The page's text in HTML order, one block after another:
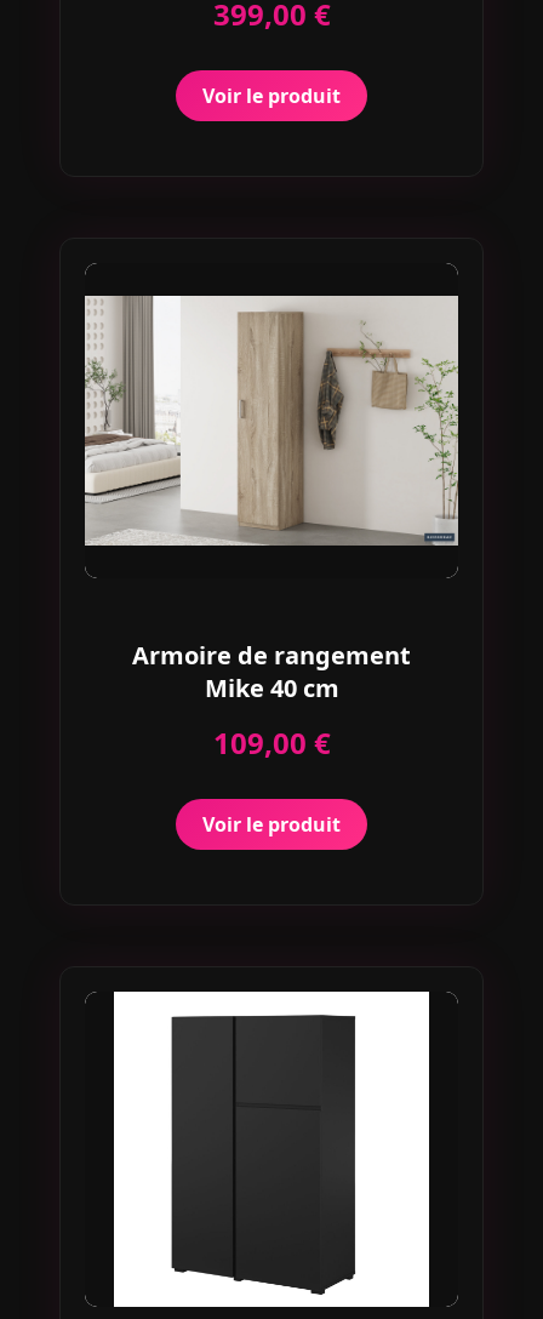
399,00 €
Voir le produit
Armoire de rangement
Mike 40 cm
109,00 €
Voir le produit